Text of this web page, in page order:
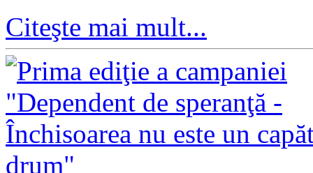
Citeşte mai mult...